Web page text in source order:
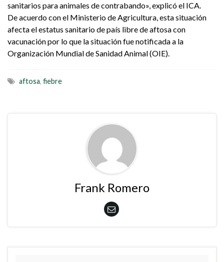
sanitarios para animales de contrabando», explicó el ICA.
De acuerdo con el Ministerio de Agricultura, esta situación
afecta el estatus sanitario de país libre de aftosa con
vacunación por lo que la situación fue notificada a la
Organización Mundial de Sanidad Animal (OIE).
aftosa, fiebre
Frank Romero